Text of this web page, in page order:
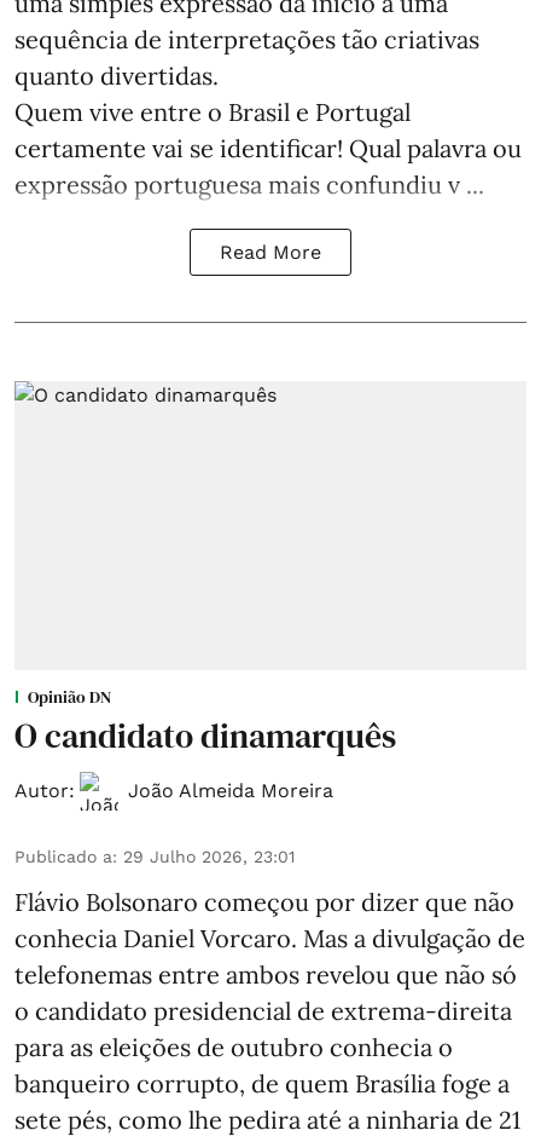
sequência de interpretações tão criativas
quanto divertidas.
Quem vive entre o Brasil e Portugal
certamente vai se identificar! Qual palavra ou
expressão portuguesa mais confundiu v ...
Read More
Opinião DN
O candidato dinamarquês
Autor: João Almeida Moreira
Publicado a: 29 Julho 2026, 23:01
Flávio Bolsonaro começou por dizer que não
conhecia Daniel Vorcaro. Mas a divulgação de
telefonemas entre ambos revelou que não só
o candidato presidencial de extrema-direita
para as eleições de outubro conhecia o
banqueiro corrupto, de quem Brasília foge a
sete pés, como lhe pedira até a ninharia de 21